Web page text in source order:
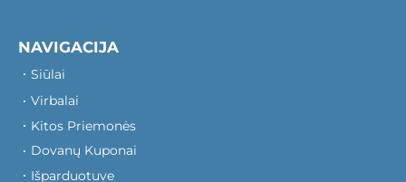
NAVIGACIJA
Siūlai
Virbalai
Kitos Priemonės
Dovanų Kuponai
Išparduotuve